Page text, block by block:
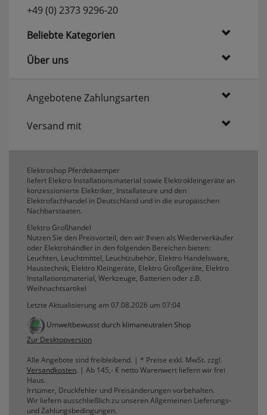
+49 (0) 2373 9296-20
Beliebte Kategorien
Über uns
Angebotene Zahlungsarten
Versand mit
Elektroshop Pferdekaemper
liefert Elektro Installationsmaterial sowie Elektrokleingeräte an
konzessionierte Elektriker, Installateure und den
Elektrofachhandel in Deutschland und in die europäischen
Nachbarstaaten.
Elektro Großhandel
Nutzen Sie den Preisvorteil, den wir Ihnen als Wiederverkäufer
oder Elektrohändler in den folgenden Bereichen bieten:
Leuchten, Leuchtmittel, Leuchtzubehör, Elektro Handelsware,
Haustechnik, Elektro Kleingeräte, Elektro Großgeräte, Elektro
Installationsmaterial, Werkzeuge, Batterien oder z.B.
Weihnachtsartikel
Letzte Aktualisierung am 07.08.2026 um 07:04
Umweltbewusst durch klimaneutralen Shop
Zur Desktopversion
Alle Angebote sind freibleibend. | * Preise exkl. MwSt. zzgl.
Versandkosten. | Ab 145,- € netto Warenwert liefern wir frei
Haus.
Irrtümer, Druckfehler und Preisänderungen vorbehalten.
Wir liefern ausschließlich zu unseren Allgemeinen Lieferungs-
und Zahlungsbedingungen.